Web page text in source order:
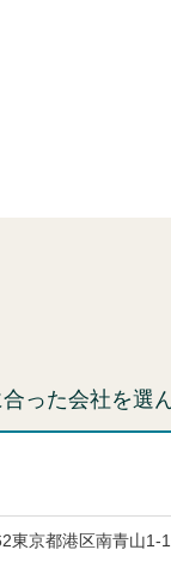
った会社を選
東京都港区南青山1-